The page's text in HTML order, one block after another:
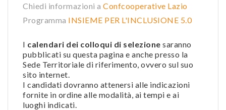
Chiedi informazioni a Confcooperative Lazio
Programma INSIEME PER L'INCLUSIONE 5.0
I calendari dei colloqui di selezione saranno
pubblicati su questa pagina e anche presso la
Sede Territoriale di riferimento, ovvero sul suo
sito internet.
I candidati dovranno attenersi alle indicazioni
fornite in ordine alle modalità, ai tempi e ai
luoghi indicati.